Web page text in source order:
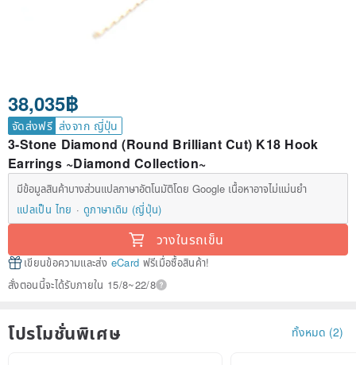
38,035฿
จัดส่งฟรี ส่งจาก ญี่ปุ่น
3-Stone Diamond (Round Brilliant Cut) K18 Hook
Earrings ~Diamond Collection~
มีข้อมูลสินค้าบางส่วนแปลภาษาอัตโนมัติโดย Google เนื้อหาอาจไม่แม่นยำ
แปลเป็น ไทย
ดูภาษาเดิม (ญี่ปุ่น)
วางในรถเข็น
เขียนข้อความและส่ง eCard ฟรีเมื่อซื้อสินค้า!
สั่งตอนนี้จะได้รับภายใน 15/8~22/8
โปรโมชั่นพิเศษ ทั้งหมด (2)